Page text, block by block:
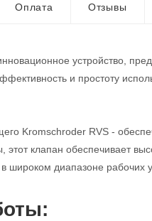
Оплата Отзывы
устройство,
и простоту
Kromschroder RVS -
клапан обеспечивает
широком диапазоне рабочих